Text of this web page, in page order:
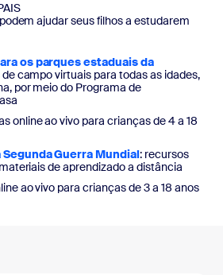
ajudar seus filhos a estudarem
os parques estaduais da
campo virtuais para todas as idades,
por meio do Programa de
online ao vivo para crianças de 4 a 18
Guerra Mundial: recursos
de aprendizado a distância
ao vivo para crianças de 3 a 18 anos